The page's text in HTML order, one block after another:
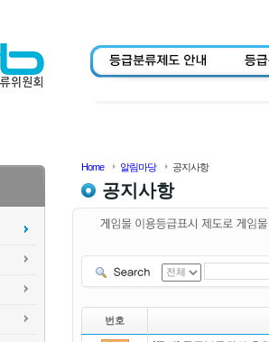
Home 알림마당 공지사항
공지사항
번호